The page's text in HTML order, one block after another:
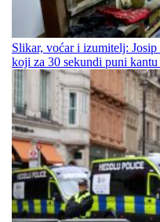
Slikar, voćar i izumitelj:
koji za 30 sekundi puni kantu